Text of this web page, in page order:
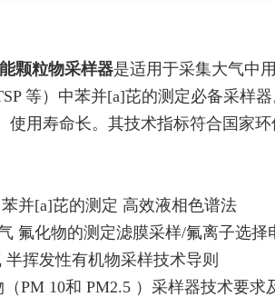
颗粒物采样器是适用于采集大气中
等）中苯并[a]芘的测定必备采样
使用寿命长。其技术指标符合国家环
并[a]芘的测定 高效液相色谱法
氟化物的测定滤膜采样/氟离子选择
半挥发性有机物采样技术导则
PM 10和 PM2.5 ）采样器技术要求